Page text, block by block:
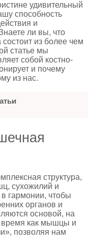
удивительный
способность
и
ли вы, что
из более чем
статье мы
собой костно-
и почему
из нас.
структура,
сухожилий и
гармонии, чтобы
органов и
основой, на
время как мышцы и
позволяя нам